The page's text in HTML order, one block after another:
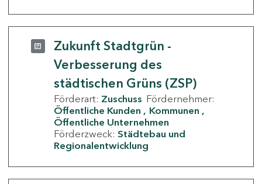
Zukunft Stadtgrün -
Verbesserung des
städtischen Grüns (ZSP)
Förderart: Zuschuss Fördernehmer:
Öffentliche Kunden
Kommunen
Öffentliche Unternehmen
Förderzweck: Städtebau und
Regionalentwicklung